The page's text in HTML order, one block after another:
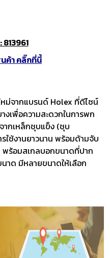
ค้า คลิ๊กที่นี้
หม่จากแบรนด์ Holex ที่ดีไซน์
งเพื่อความสะดวกในการพก
กเหล็กชุบแข็ง (ชุบ
ใช้งานยาวนาน พร้อมด้ามจับ
ร้อมสเกลบอกขนาดที่ปาก
าด มีหลายขนาดให้เลือก